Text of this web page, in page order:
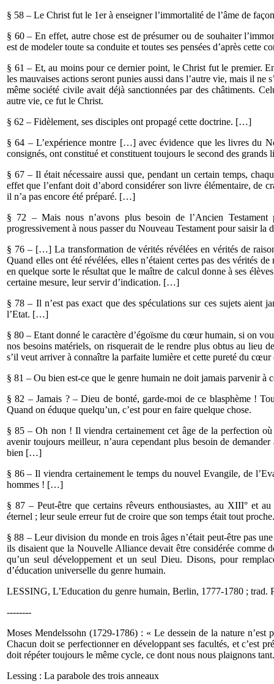
§ 58 – Le Christ fut le 1er à enseigner l’immortalité de l’âme de
§ 60 – En effet, autre chose est de présumer ou de souhaiter
est de modeler toute sa conduite et toutes ses pensées d’après cette
§ 61 – Et, au moins pour ce dernier point, le Christ fut le premier.
les mauvaises actions seront punies aussi dans l’autre vie, mais il
même société civile avait déjà sanctionnées par des châtiments.
autre vie, ce fut le Christ.
§ 62 – Fidèlement, ses disciples ont propagé cette doctrine. […]
§ 64 – L’expérience montre […] avec évidence que les livres du
consignés, ont constitué et constituent toujours le second des grands
§ 67 – Il était nécessaire aussi que, pendant un certain temps,
effet que l’enfant doit d’abord considérer son livre élémentaire, de
il n’a pas encore été préparé. […]
§ 72 – Mais nous n’avons plus besoin de l’Ancien
progressivement à nous passer du Nouveau Testament pour saisir
§ 76 – […] La transformation de vérités révélées en vérités de
Quand elles ont été révélées, elles n’étaient certes pas des vérités
en quelque sorte le résultat que le maître de calcul donne à ses
certaine mesure, leur servir d’indication. […]
§ 78 – Il n’est pas exact que des spéculations sur ces sujets aient
l’Etat. […]
§ 80 – Etant donné le caractère d’égoïsme du cœur humain, si on
nos besoins matériels, on risquerait de le rendre plus obtus au lieu
s’il veut arriver à connaître la parfaite lumière et cette pureté du
§ 81 – Ou bien est-ce que le genre humain ne doit jamais parvenir à
§ 82 – Jamais ? – Dieu de bonté, garde-moi de ce blasphème !
Quand on éduque quelqu’un, c’est pour en faire quelque chose.
§ 85 – Oh non ! Il viendra certainement cet âge de la perfection où
avenir toujours meilleur, n’aura cependant plus besoin de
bien […]
§ 86 – Il viendra certainement le temps du nouvel Evangile, de
hommes ! […]
§ 87 – Peut-être que certains rêveurs enthousiastes, au XIII° et
éternel ; leur seule erreur fut de croire que son temps était tout proche.
§ 88 – Leur division du monde en trois âges n’était peut-être pas
ils disaient que la Nouvelle Alliance devait être considérée comme
qu’un seul développement et un seul Dieu. Disons, pour
d’éducation universelle du genre humain.
LESSING, L’Education du genre humain, Berlin, 1777-1780 ; trad.
--------
Moses Mendelssohn (1729-1786) : « Le dessein de la nature
Chacun doit se perfectionner en développant ses facultés, et c’est
doit répéter toujours le même cycle, ce dont nous nous plaignons
Lessing : La parabole des trois anneaux